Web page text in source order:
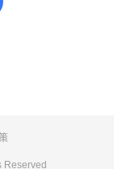
Reserved